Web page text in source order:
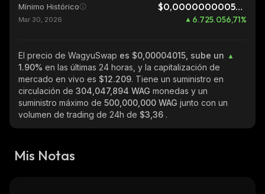
Mínimo Histórico $0,0000000005971
Mar 30, 2026 6.725.056,71%
El precio de WagyuSwap es $0,00004015, sube un
1.90% en las últimas 24 horas, y la capitalización de
mercado en vivo es $12.209. Tiene un suministro en
circulación de 304,047,894 WAG monedas y un
suministro máximo de 500,000,000 WAG junto con un
volumen de trading de 24h de $3,36 .
Mis Notas